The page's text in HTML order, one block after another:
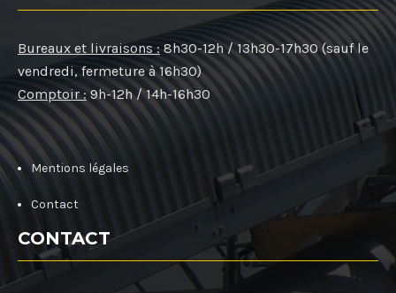
Bureaux et livraisons : 8h30-12h / 13h30-17h30 (sauf le
vendredi, fermeture à 16h30)
Comptoir : 9h-12h / 14h-16h30
Mentions légales
Contact
CONTACT